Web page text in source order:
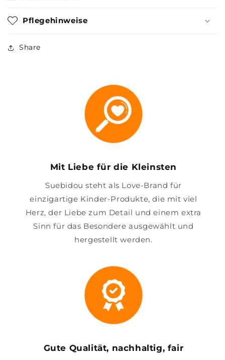
Pflegehinweise
Share
Mit Liebe für die Kleinsten
Suebidou steht als Love-Brand für
einzigartige Kinder-Produkte, die mit viel
Herz, der Liebe zum Detail und einem extra
Sinn für das Besondere ausgewählt und
hergestellt werden.
Gute Qualität, nachhaltig, fair